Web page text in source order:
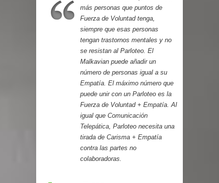
más personas que puntos de
Fuerza de Voluntad tenga,
siempre que esas personas
tengan trastornos mentales y no
se resistan al Parloteo. El
Malkavian puede añadir un
número de personas igual a su
Empatía. El máximo número que
puede unir con un Parloteo es la
Fuerza de Voluntad + Empatía. Al
igual que Comunicación
Telepática, Parloteo necesita una
tirada de Carisma + Empatía
contra las partes no
colaboradoras.